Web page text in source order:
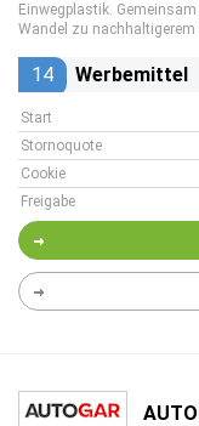
Einwegplastik.
Wandel zu
14 Werbemittel
Start
Stornoquote
Cookie
Freigabe